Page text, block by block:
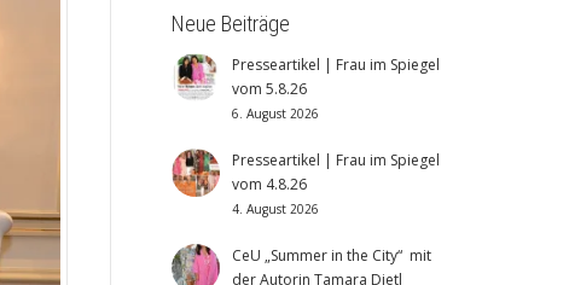
Neue Beiträge
Presseartikel | Frau im Spiegel
vom 5.8.26
6. August 2026
Presseartikel | Frau im Spiegel
vom 4.8.26
4. August 2026
CeU „Summer in the City“ mit
der Autorin Tamara Dietl